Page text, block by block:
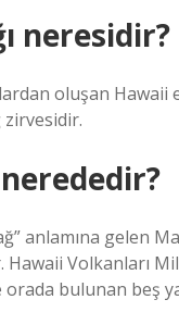
neresidir?
oluşan Hawaii
zirvesidir.
anlamına gelen
Volkanları
orada bulunan beş